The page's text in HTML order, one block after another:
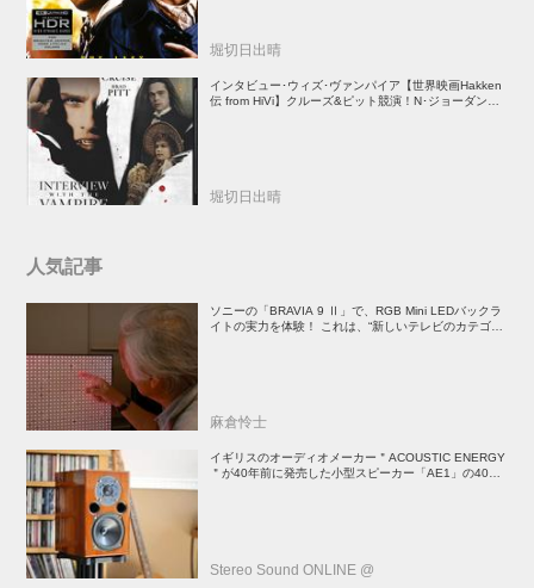
堀切日出晴
インタビュー･ウィズ･ヴァンパイア【世界映画Hakken
伝 from HiVi】クルーズ&ピット競演！N･ジョーダン監
堀切日出晴
人気記事
ソニーの「BRAVIA 9 Ⅱ」で、RGB Mini LEDバックラ
イトの実力を体験！ これは、“新しいテレビのカテゴリ
麻倉怜士
イギリスのオーディオメーカー＂ACOUSTIC ENERGY
＂が40年前に発売した小型スピーカー「AE1」の40周
Stereo Sound ONLINE @